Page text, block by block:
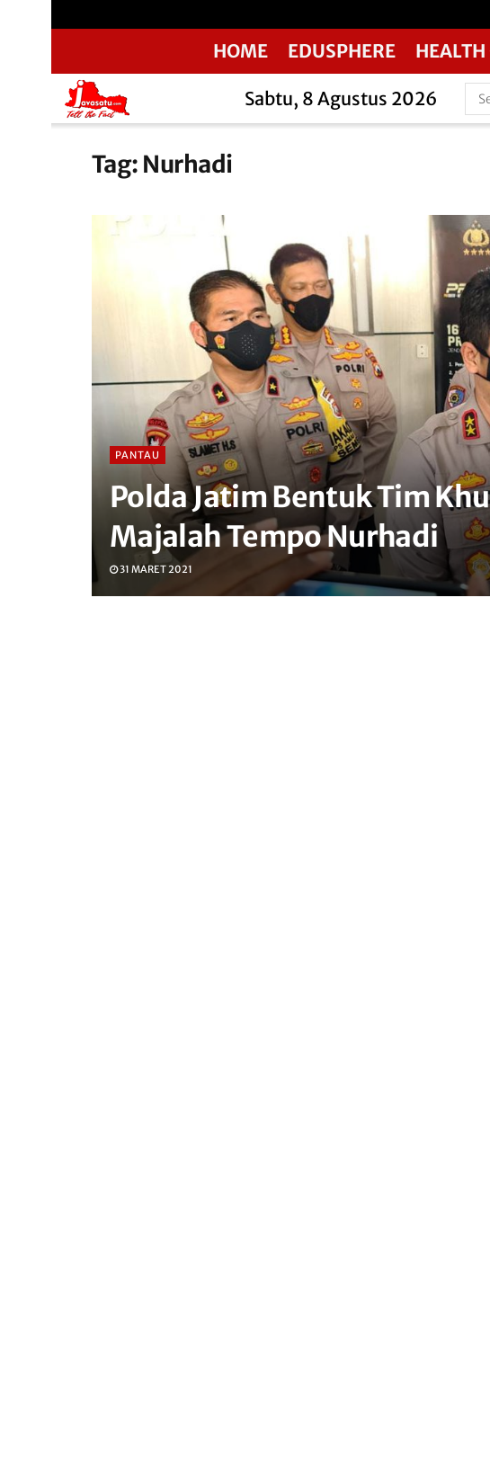
HOME EDUSPHERE HEALTH
Sabtu, 8 Agustus 2026
Tag: Nurhadi
PANTAU
Polda Jatim Bentuk Tim
Majalah Tempo Nurhadi
31 MARET 2021